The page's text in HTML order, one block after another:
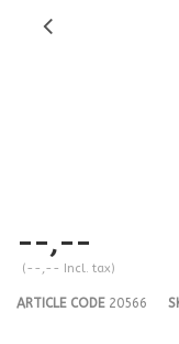
--,--
(--,-- Incl. tax)
ARTICLE CODE20566